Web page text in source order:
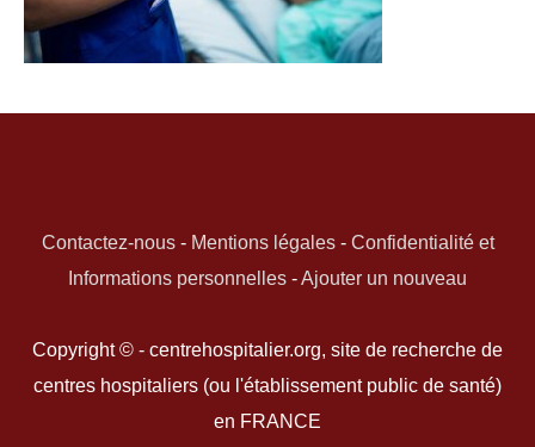
Contactez-nous- Mentions légales- Confidentialité et
Informations personnelles -Ajouter un nouveau
Copyright © - centrehospitalier.org, site de recherche de
centres hospitaliers (ou l'établissement public de santé)
en FRANCE